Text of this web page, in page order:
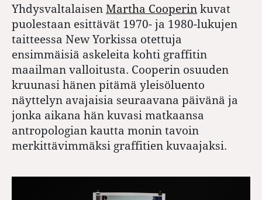
Yhdysvaltalaisen Martha Cooperin kuvat
puolestaan esittävät 1970- ja 1980-lukujen
taitteessa New Yorkissa otettuja
ensimmäisiä askeleita kohti graffitin
maailman valloitusta. Cooperin osuuden
kruunasi hänen pitämä yleisöluento
näyttelyn avajaisia seuraavana päivänä ja
jonka aikana hän kuvasi matkaansa
antropologian kautta monin tavoin
merkittävimmäksi graffitien kuvaajaksi.